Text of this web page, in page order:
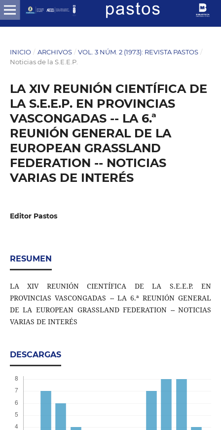
INICIO / ARCHIVOS / VOL. 3 NÚM. 2 (1973): REVISTA PASTOS /
Noticias de la S.E.E.P.
LA XIV REUNIÓN CIENTÍFICA DE
LA S.E.E.P. EN PROVINCIAS
VASCONGADAS -- LA 6.ª
REUNIÓN GENERAL DE LA
EUROPEAN GRASSLAND
FEDERATION -- NOTICIAS
VARIAS DE INTERÉS
Editor Pastos
RESUMEN
LA XIV REUNIÓN CIENTÍFICA DE LA S.E.E.P. EN
PROVINCIAS VASCONGADAS -- LA 6.ª REUNIÓN GENERAL
DE LA EUROPEAN GRASSLAND FEDERATION -- NOTICIAS
VARIAS DE INTERÉS
DESCARGAS